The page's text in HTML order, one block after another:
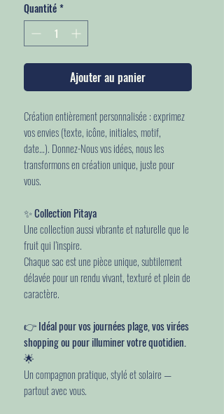
Quantité*
Ajouter au panier
Création entièrement personnalisée : exprimez
vos envies (texte, icône, initiales, motif,
date…). Donnez-Nous vos idées, nous les
transformons en création unique, juste pour
vous.
✨Collection Pitaya
Une collection aussi vibrante et naturelle que le
fruit qui l’inspire.
Chaque sac est une pièce unique, subtilement
délavée pour un rendu vivant, texturé et plein de
caractère.
👉Idéal pour vos journées plage, vos virées
shopping ou pour illuminer votre quotidien.
🌟
Un compagnon pratique, stylé et solaire —
partout avec vous.